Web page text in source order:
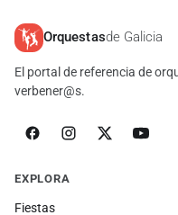
Orquestasde Galicia
El portal de referencia de
verbener@s.
EXPLORA
Fiestas